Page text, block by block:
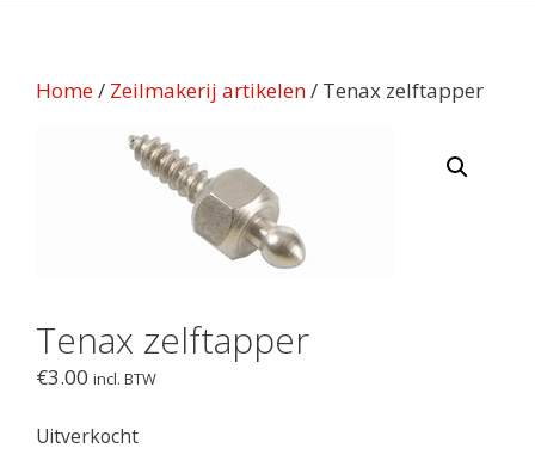
Home/ Zeilmakerij artikelen/ Tenax zelftapper
Tenax zelftapper
€3.00 incl. BTW
Uitverkocht